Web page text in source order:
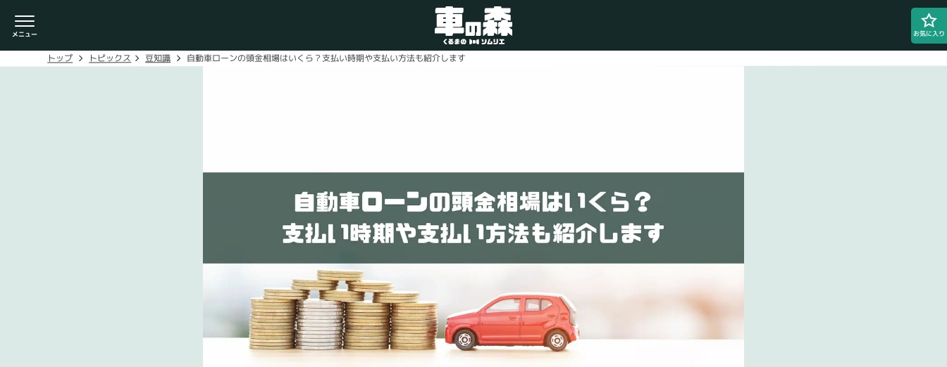
お気に入り
0800-080-1777
ご希望の店舗をタップしてください。
車の森
なかもず店 0800-830-3347
閉じる
トップ トピックス 豆知識 自動車ローンの頭金相場はいくら？支払い時期や支払い方法も紹介します